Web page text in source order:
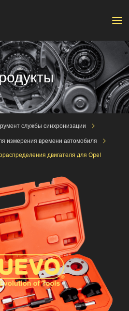
службы синхронизации
измерения времени автомобиля
двигателя для Opel